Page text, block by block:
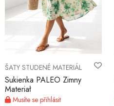
ŠATY STUDENÉ MATERIÁL
Sukienka PALEO Zimny
Materiał
Musíte se přihlásit